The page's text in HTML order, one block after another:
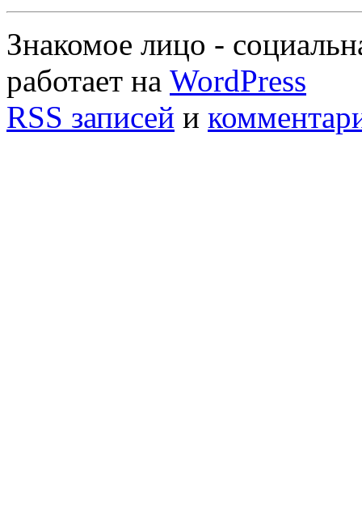
Знакомое лицо -
работает на WordPress
RSS записей и